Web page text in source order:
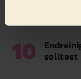
10
solltest